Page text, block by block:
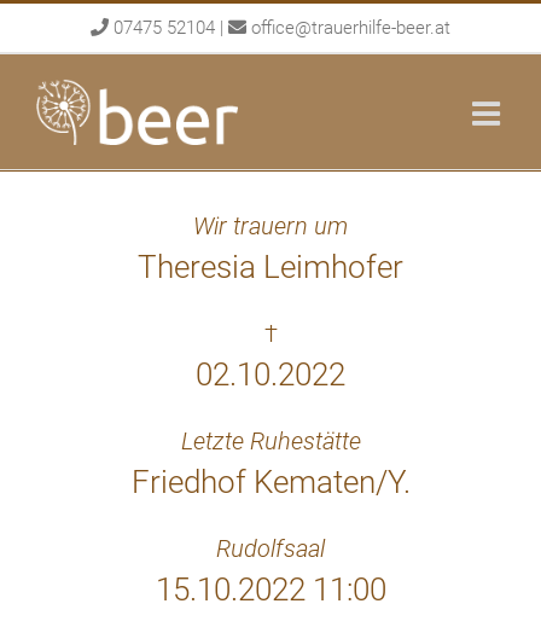
to
content
07475 52104 | office@trauerhilfe-beer.at
Wir trauern um
Theresia Leimhofer
†
02.10.2022
Letzte Ruhestätte
Friedhof Kematen/Y.
Rudolfsaal
15.10.2022 11:00